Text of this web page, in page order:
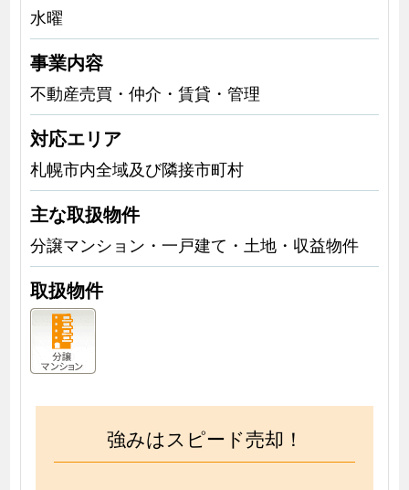
水曜
事業内容
不動産売買・仲介・賃貸・管理
対応エリア
札幌市内全域及び隣接市町村
主な取扱物件
分譲マンション・一戸建て・土地・収益物件
取扱物件
強みはスピード売却！